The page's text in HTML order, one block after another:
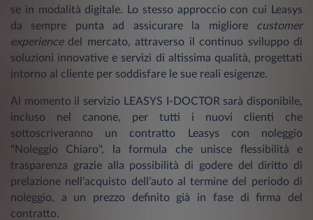
se in modalità digitale. Lo stesso approccio con cui Leasys
da sempre punta ad assicurare la migliore customer
experiencedel mercato, attraverso il continuo sviluppo di
soluzioni innovative e servizi di altissima qualità, progettati
intorno al cliente per soddisfare le sue reali esigenze.
Al momento il servizio LEASYS I-DOCTOR sarà disponibile,
incluso nel canone, per tutti i nuovi clienti che
sottoscriveranno un contratto Leasys con noleggio
"Noleggio Chiaro", la formula che unisce flessibilità e
trasparenza grazie alla possibilità di godere del diritto di
prelazione nell’acquisto dell’auto al termine del periodo di
noleggio, a un prezzo definito già in fase di firma del
contratto.